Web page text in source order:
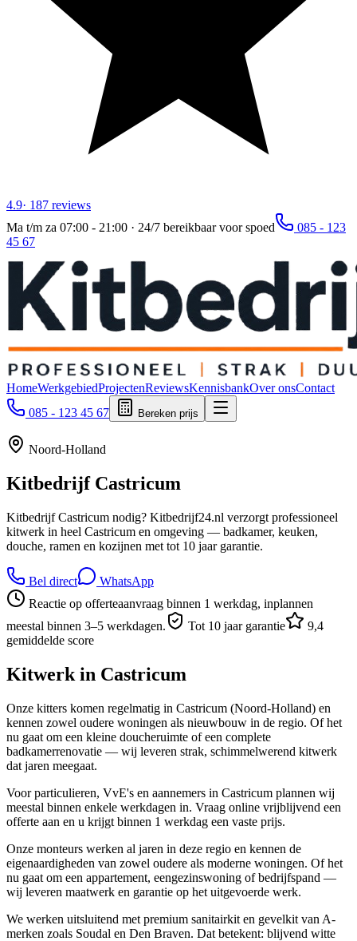
4.9· 187 reviews
Ma t/m za 07:00 - 21:00 · 24/7 bereikbaar voor spoed
085 - 123
45 67
HomeWerkgebiedProjectenReviewsKennisbankOver onsContact
085 - 123 45 67
Bereken prijs
Noord-Holland
Kitbedrijf Castricum
Kitbedrijf Castricum nodig? Kitbedrijf24.nl verzorgt professioneel
kitwerk in heel Castricum en omgeving — badkamer, keuken,
douche, ramen en kozijnen met tot 10 jaar garantie.
Bel direct
WhatsApp
Reactie op offerteaanvraag binnen 1 werkdag, inplannen
meestal binnen 3–5 werkdagen.
Tot 10 jaar garantie
9,4
gemiddelde score
Kitwerk in Castricum
Onze kitters komen regelmatig in Castricum (Noord-Holland) en
kennen zowel oudere woningen als nieuwbouw in de regio. Of het
nu gaat om een kleine doucheruimte of een complete
badkamerrenovatie — wij leveren strak, schimmelwerend kitwerk
dat jaren meegaat.
Voor particulieren, VvE's en aannemers in Castricum plannen wij
meestal binnen enkele werkdagen in. Vraag online vrijblijvend een
offerte aan en u krijgt binnen 1 werkdag een vaste prijs.
Onze monteurs werken al jaren in deze regio en kennen de
eigenaardigheden van zowel oudere als moderne woningen. Of het
nu gaat om een appartement, eengezinswoning of bedrijfspand —
wij leveren maatwerk en garantie op het uitgevoerde werk.
We werken uitsluitend met premium sanitairkit en gevelkit van A-
merken zoals Soudal en Den Braven. Dat betekent: blijvend witte